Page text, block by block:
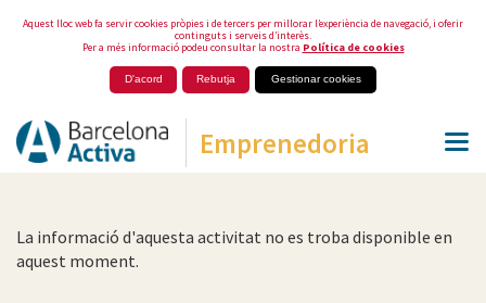
Aquest lloc web fa servir cookies pròpies i de tercers per millorar l’experiència de navegació, i oferir
continguts i serveis d’interès.
Per a més informació podeu consultar la nostra Política de cookies
D'acord Rebutja Gestionar cookies
Emprenedoria
La informació d'aquesta activitat no es troba disponible en
aquest moment.